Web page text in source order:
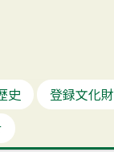
史 登録文化財